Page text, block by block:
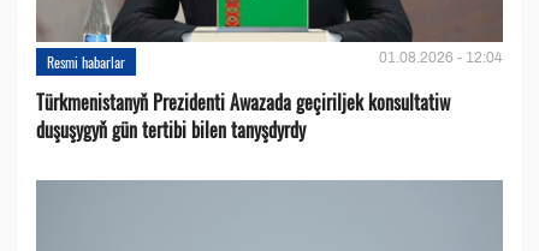
Resmi habarlar 01.08.2026 - 12:04
Türkmenistanyň Prezidenti Awazada geçiriljek konsultatiw
duşuşygyň gün tertibi bilen tanyşdyrdy